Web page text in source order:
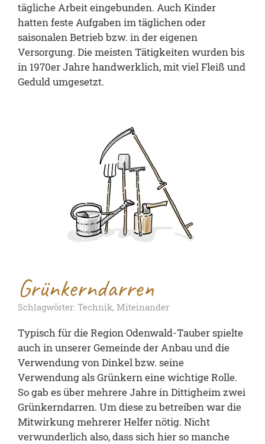
tägliche Arbeit eingebunden. Auch Kinder
hatten feste Aufgaben im täglichen oder
saisonalen Betrieb bzw. in der eigenen
Versorgung. Die meisten Tätigkeiten wurden bis
in 1970er Jahre handwerklich, mit viel Fleiß und
Geduld umgesetzt.
Grünkerndarren
Schlagwörter: Technik, Miteinander
Typisch für die Region Odenwald-Tauber spielte
auch in unserer Gemeinde der Anbau und die
Verwendung von Dinkel bzw. seine
Verwendung als Grünkern eine wichtige Rolle.
So gab es über mehrere Jahre in Dittigheim zwei
Grünkerndarren. Um diese zu betreiben war die
Mitwirkung mehrerer Helfer nötig. Nicht
verwunderlich also, dass sich hier so manche